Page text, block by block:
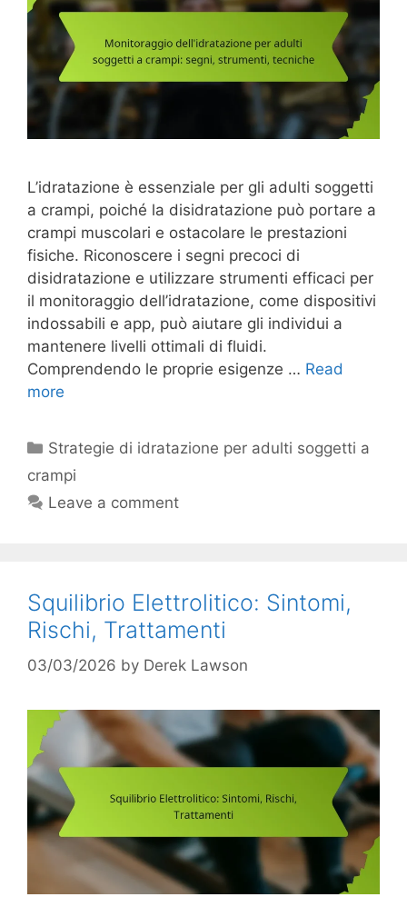
L’idratazione è essenziale per gli adulti soggetti
a crampi, poiché la disidratazione può portare a
crampi muscolari e ostacolare le prestazioni
fisiche. Riconoscere i segni precoci di
disidratazione e utilizzare strumenti efficaci per
il monitoraggio dell’idratazione, come dispositivi
indossabili e app, può aiutare gli individui a
mantenere livelli ottimali di fluidi.
Comprendendo le proprie esigenze … Read
more
Categories
Strategie di idratazione per adulti soggetti a
crampi
Leave a comment
Squilibrio Elettrolitico: Sintomi,
Rischi, Trattamenti
03/03/2026 by Derek Lawson